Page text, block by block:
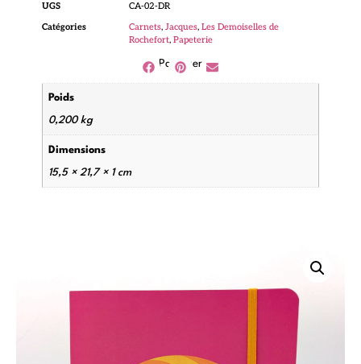
UGS
CA-02-DR
Catégories
Carnets, Jacques, Les Demoiselles de
Rochefort, Papeterie
Partager
Poids
0,200 kg
Dimensions
15,5 × 21,7 × 1 cm